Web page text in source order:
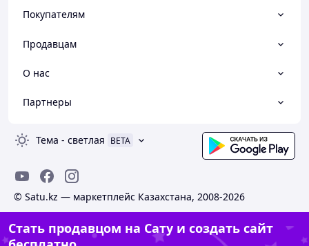
Покупателям
Продавцам
О нас
Партнеры
Тема - светлая BETA
© Satu.kz — маркетплейс Казахстана, 2008-2026
Стать продавцом на Сату и создать сайт